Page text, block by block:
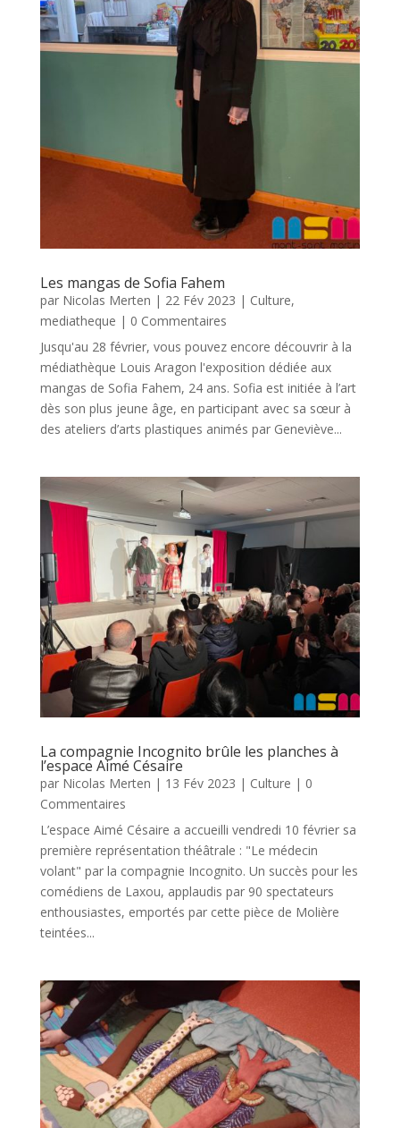
Les mangas de Sofia Fahem
par Nicolas Merten | 22 Fév 2023 | Culture,
mediatheque | 0 Commentaires
Jusqu'au 28 février, vous pouvez encore découvrir à la
médiathèque Louis Aragon l'exposition dédiée aux
mangas de Sofia Fahem, 24 ans. Sofia est initiée à l’art
dès son plus jeune âge, en participant avec sa sœur à
des ateliers d’arts plastiques animés par Geneviève...
La compagnie Incognito brûle les planches à
l’espace Aimé Césaire
par Nicolas Merten | 13 Fév 2023 | Culture | 0
Commentaires
L’espace Aimé Césaire a accueilli vendredi 10 février sa
première représentation théâtrale : "Le médecin
volant" par la compagnie Incognito. Un succès pour les
comédiens de Laxou, applaudis par 90 spectateurs
enthousiastes, emportés par cette pièce de Molière
teintées...